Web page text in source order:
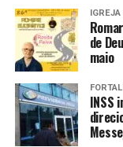
IGREJA
de
maio
INSS